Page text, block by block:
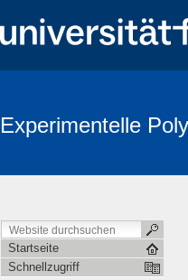
Experimentelle
Startseite
Schnellzugriff